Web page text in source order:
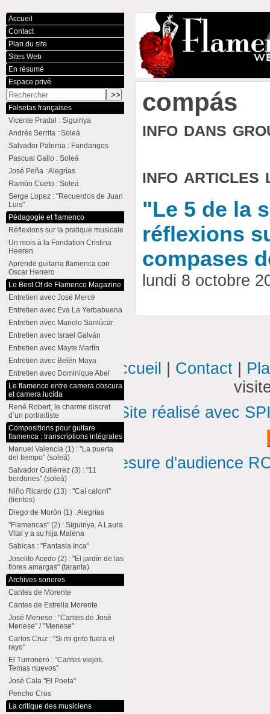
compás
info dans
info articles
"Le 5 de la
réflexions
compases
lundi 8 octobre
Accueil
Contact
Plan du site
Sites Web
En résumé
Espace privé
Falsetas françaises
Vicente Pradal : Siguiriya
Andrés Serrita : Soleá
Salvador Paterna : Fandangos
Pascual Gallo : Soleá
José Peña : Alegrías
Ramón Cueto : Soleá
Serge Lopez : "Recuerdos de Juan
Luis"
Pédagogie et flamenco
Réflexions sur la pratique musicale
Un mois à la Fondation Cristina
Heeren
Aprende guitarra flamenca con
Oscar Herrero
Le Best Of de Flamenco Magazine
Entretien avec José Mercé
Entretien avec Eva La Yerbabuena
Entretien avec Manolo Sanlúcar
Entretien avec Israel Galván
Entretien avec Mayte Martín
Entretien avec Belén Maya
Entretien avec Dominique Abel
Le flamenco entre camera obscura
et camera lucida
René Robert, le charme discret
d’un portraitiste
Compositions pour guitare
flamenca : transcriptions intégrales
Manuel Valencia (1) : "La puerta
del tiempo" (soleá)
Salvador Gutiérrez (3) : "11
bordones" (soleá)
Niño Ricardo (13) : "Caí calorri"
(tientos)
Diego de Morón (1) : Alegrías
"Flamencas" (2) : Siguiriya. A Laura
Vital y a su hija Malena
Sabicas : "Fantasia Inca"
Joselito Acedo (2) : "El jardín de las
flores amargas" (taranta)
Archives sonores
Cantes de Morente
Cantes de Estrella Morente
José Menese : "Cantes de José
Menese" / "Menese"
Carlos Cruz : "Si mi grito fuera el
rayo"
El Turronero : "Cantes viejos.
Temas nuevos"
José Cala "El Poeta"
Pencho Cros
La critique des musiciens
Accueil Contact
Site réalisé avec
Mesure d'audience